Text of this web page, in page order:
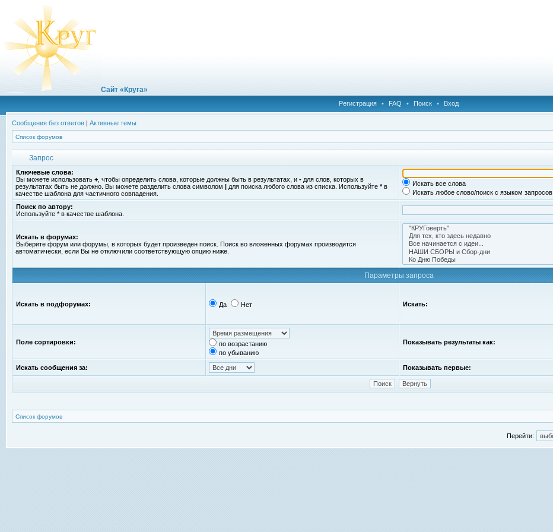
Сайт «Круга»
Регистрация • FAQ • Поиск • Вход
Сообщения без ответов | Активные темы
Список форумов
Запрос
Ключевые слова:
Вы можете использовать + , чтобы определить слова, которые должны быть в результатах, и - для слов, которых в
результатах быть не должно. Вы можете разделить слова символом | для поиска любого слова из списка. Используйте *в
качестве шаблона для частичного совпадения.
Искать все слова
Искать любое слово/поиск с языком запросов
Поиск по автору:
Используйте * в качестве шаблона.
Искать в форумах:
Выберите форум или форумы, в которых будет произведен поиск. Поиск во вложенных форумах производится
автоматически, если Вы не отключили соответствующую опцию ниже.
Параметры запроса
Искать в подфорумах: Да Нет Искать:
Поле сортировки:
по возрастанию
по убыванию
Показывать результаты как:
Искать сообщения за: Показывать первые:
Список форумов
Перейти: